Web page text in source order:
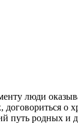
люди
о
родных и